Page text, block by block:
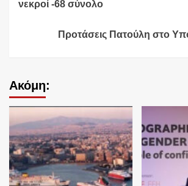
νεκροί -68 σύνολο
Προτάσεις Πατούλη στο
Ακόμη: